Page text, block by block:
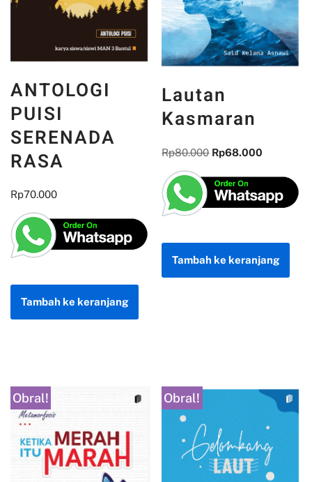
ANTOLOGI
PUISI
SERENADA
RASA
Rp70.000
Tambah ke keranjang
Lautan
Kasmaran
Rp80.000 Rp68.000
Tambah ke keranjang
Obral! Obral!